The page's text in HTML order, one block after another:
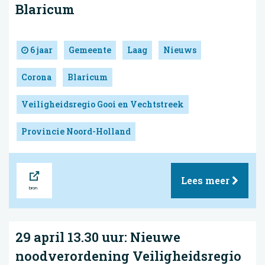
Blaricum
6 jaar Gemeente Laag Nieuws
Corona Blaricum
Veiligheidsregio Gooi en Vechtstreek
Provincie Noord-Holland
Lees meer
29 april 13.30 uur: Nieuwe
noodverordening Veiligheidsregio